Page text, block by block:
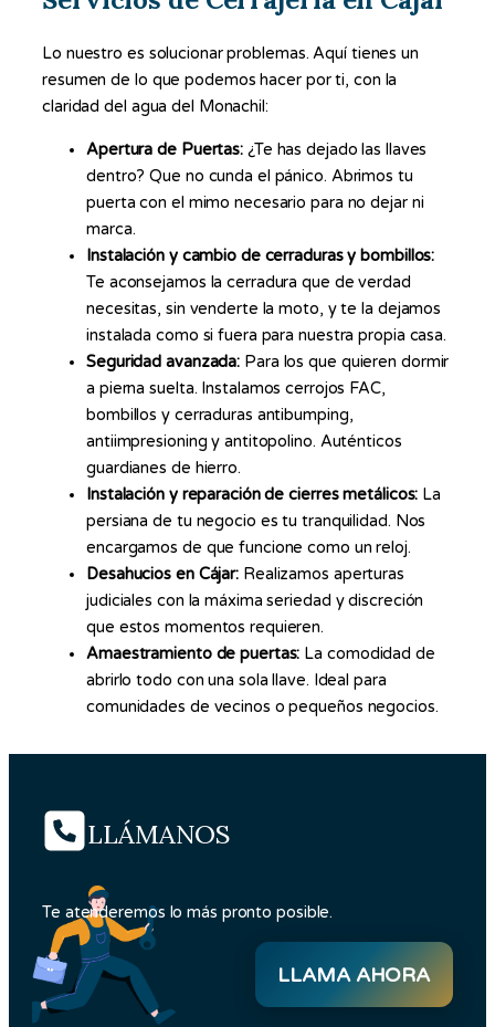
Lo nuestro es solucionar problemas. Aquí tienes un
resumen de lo que podemos hacer por ti, con la
claridad del agua del Monachil:
Apertura de Puertas: ¿Te has dejado las llaves
dentro? Que no cunda el pánico. Abrimos tu
puerta con el mimo necesario para no dejar ni
marca.
Instalación y cambio de cerraduras y bombillos:
Te aconsejamos la cerradura que de verdad
necesitas, sin venderte la moto, y te la dejamos
instalada como si fuera para nuestra propia casa.
Seguridad avanzada: Para los que quieren dormir
a pierna suelta. Instalamos cerrojos FAC,
bombillos y cerraduras antibumping,
antiimpresioning y antitopolino. Auténticos
guardianes de hierro.
Instalación y reparación de cierres metálicos: La
persiana de tu negocio es tu tranquilidad. Nos
encargamos de que funcione como un reloj.
Desahucios en Cájar: Realizamos aperturas
judiciales con la máxima seriedad y discreción
que estos momentos requieren.
Amaestramiento de puertas: La comodidad de
abrirlo todo con una sola llave. Ideal para
comunidades de vecinos o pequeños negocios.
LLÁMANOS
Te atenderemos lo más pronto posible.
LLAMA AHORA